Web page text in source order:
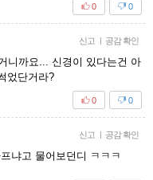
0
0
신고 | 공감 확인
니까요... 신경이 있다는건 아
었단거라?
0
0
신고 | 공감 확인
냐고 물어보던디 ㅋㅋㅋ